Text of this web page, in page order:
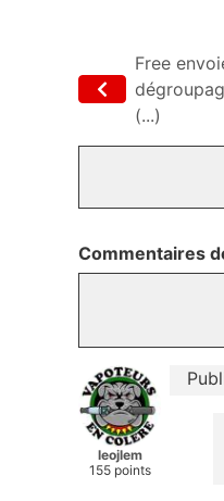
Free
(...)
Commentaires
leojlem
155 points